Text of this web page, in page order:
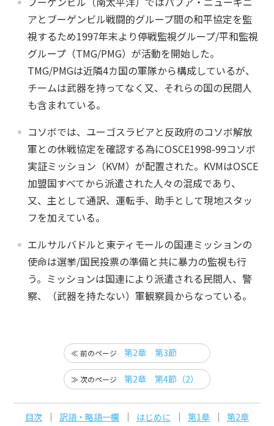
アとブーゲンビル戦闘的グループ間の和平協定を監
視するため1997年末より停戦監視グループ/平和監視
グループ（TMG/PMG）が活動を開始した。
TMG/PMGは近隣4カ国の軍隊から構成しているが、
チームは武器を持ってなく又、それらの国の民間人
も含まれている。
コソボでは、ユーゴスラビアと反政府のコソボ解放
軍との休戦協定を確認する為にOSCE1998-99コソボ
実証ミッション（KVM）が配置された。KVMはOSCE
加盟国すべてから派遣された人々の混成であり、
又、主として通訳、運転手、助手として現地スタッ
フを加えている。
エルサルバドルと東ティモールの国連ミッションの
使命は選挙/国民投票の準備と共に暴力の監視も行
う。ミッションは国連により派遣される民間人、警
察、（武器を持たない）軍観察員からなっている。
第2章 第3節
第2章 第4節（2）
目次 訳語・略語一欄 はじめに 第1章
第2章